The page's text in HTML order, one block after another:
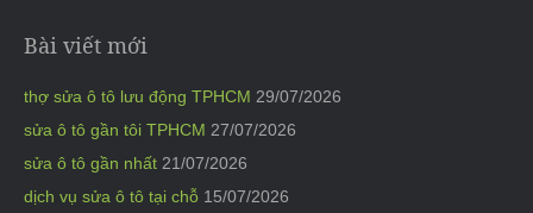
Bài viết mới
thợ sửa ô tô lưu động TPHCM 29/07/2026
sửa ô tô gần tôi TPHCM 27/07/2026
sửa ô tô gần nhất 21/07/2026
dịch vụ sửa ô tô tại chỗ 15/07/2026